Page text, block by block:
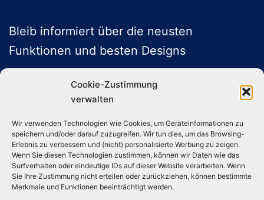
Cookie-Zustimmung
verwalten
Wir verwenden Technologien wie Cookies, um Geräteinformationen zu
speichern und/oder darauf zuzugreifen. Wir tun dies, um das Browsing-
Erlebnis zu verbessern und (nicht) personalisierte Werbung zu zeigen.
Wenn Sie diesen Technologien zustimmen, können wir Daten wie das
Surfverhalten oder eindeutige IDs auf dieser Website verarbeiten. Wenn
Sie Ihre Zustimmung nicht erteilen oder zurückziehen, können bestimmte
Merkmale und Funktionen beeinträchtigt werden.
Bleib informiert über die neusten
Funktionen und besten Designs
ABONNIEREN
Folge uns auf Social Media